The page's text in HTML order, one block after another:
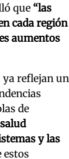
que “las
cada región
aumentos
ya reflejan un
de
y las
estos